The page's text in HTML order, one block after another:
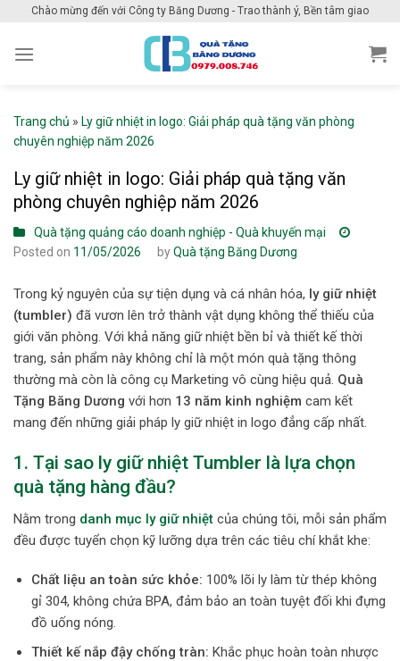
content
Chào mừng đến với Công ty Băng Dương - Trao thành ý, Bền tâm giao
Trang chủ » Ly giữ nhiệt in logo: Giải pháp quà tặng văn phòng
chuyên nghiệp năm 2026
Ly giữ nhiệt in logo: Giải pháp quà tặng văn
phòng chuyên nghiệp năm 2026
Quà tặng quảng cáo doanh nghiệp - Quà khuyến mại
Posted on 11/05/2026 byQuà tặng Băng Dương
Trong kỷ nguyên của sự tiện dụng và cá nhân hóa, ly giữ nhiệt
(tumbler) đã vươn lên trở thành vật dụng không thể thiếu của
giới văn phòng. Với khả năng giữ nhiệt bền bỉ và thiết kế thời
trang, sản phẩm này không chỉ là một món quà tặng thông
thường mà còn là công cụ Marketing vô cùng hiệu quả. Quà
Tặng Băng Dương với hơn 13 năm kinh nghiệm cam kết
mang đến những giải pháp ly giữ nhiệt in logo đẳng cấp nhất.
1. Tại sao ly giữ nhiệt Tumbler là lựa chọn
quà tặng hàng đầu?
Nằm trong danh mục ly giữ nhiệt của chúng tôi, mỗi sản phẩm
đều được tuyển chọn kỹ lưỡng dựa trên các tiêu chí khắt khe:
Chất liệu an toàn sức khỏe: 100% lõi ly làm từ thép không
gỉ 304, không chứa BPA, đảm bảo an toàn tuyệt đối khi đựng
đồ uống nóng.
Thiết kế nắp đậy chống tràn: Khắc phục hoàn toàn nhược